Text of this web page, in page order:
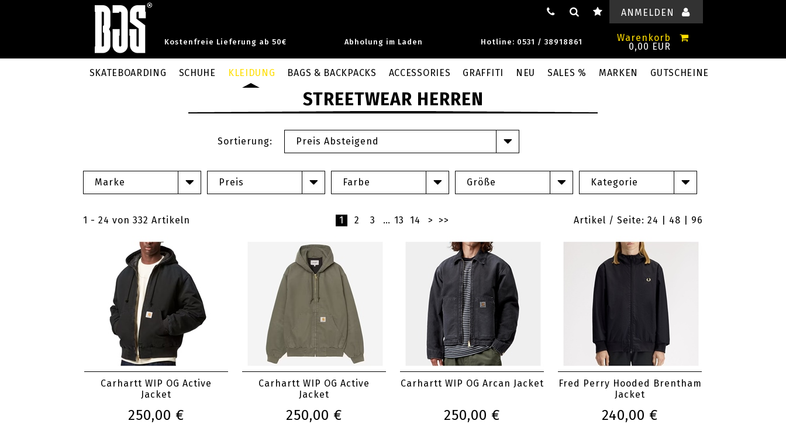
Kostenfreie Lieferung ab 50€ Abholung im Laden Hotline: 0531 / 38918861
ANMELDEN
Warenkorb
0,00 EUR
SKATEBOARDING SCHUHE KLEIDUNG BAGS & BACKPACKS ACCESSORIES GRAFFITI NEU SALES % MARKEN GUTSCHEINE
STREETWEAR HERREN
Sortierung: Preis Absteigend
Marke Preis Farbe Größe Kategorie
1 - 24 von 332 Artikeln Artikel / Seite: 24 | 48 96
1 2 3 … 13 14 > >>
Carhartt WIP OG Active
Jacket
250,00 €
Carhartt WIP OG Active
Jacket
250,00 €
Carhartt WIP OG Arcan Jacket
250,00 €
Fred Perry Hooded Brentham
Jacket
240,00 €